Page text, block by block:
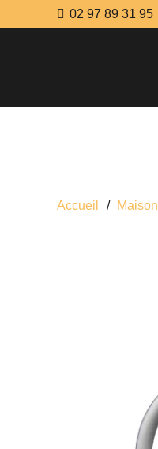
02 97 89 31 95
Accueil / Maison